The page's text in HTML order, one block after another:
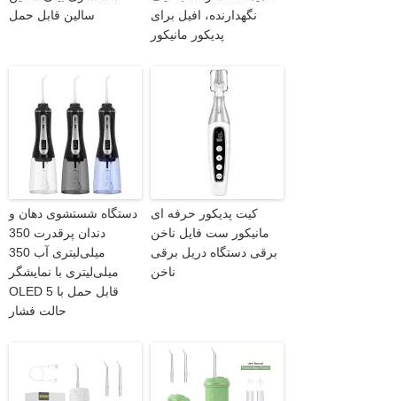
سالین قابل حمل
نگهدارنده، افیل برای
پدیکور مانیکور
دستگاه شستشوی دهان و
دندان پرقدرت 350
میلی‌لیتری آب 350
میلی‌لیتری با نمایشگر
OLED قابل حمل با 5
حالت فشار
کیت پدیکور حرفه ای
مانیکور ست فایل ناخن
برقی دستگاه دریل برقی
ناخن